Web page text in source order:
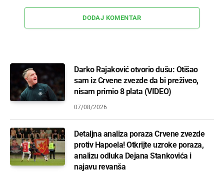
DODAJ KOMENTAR
Darko Rajaković otvorio dušu: Otišao
sam iz Crvene zvezde da bi preživeo,
nisam primio 8 plata (VIDEO)
07/08/2026
Detaljna analiza poraza Crvene zvezde
protiv Hapoela! Otkrijte uzroke poraza,
analizu odluka Dejana Stankovića i
najavu revanša